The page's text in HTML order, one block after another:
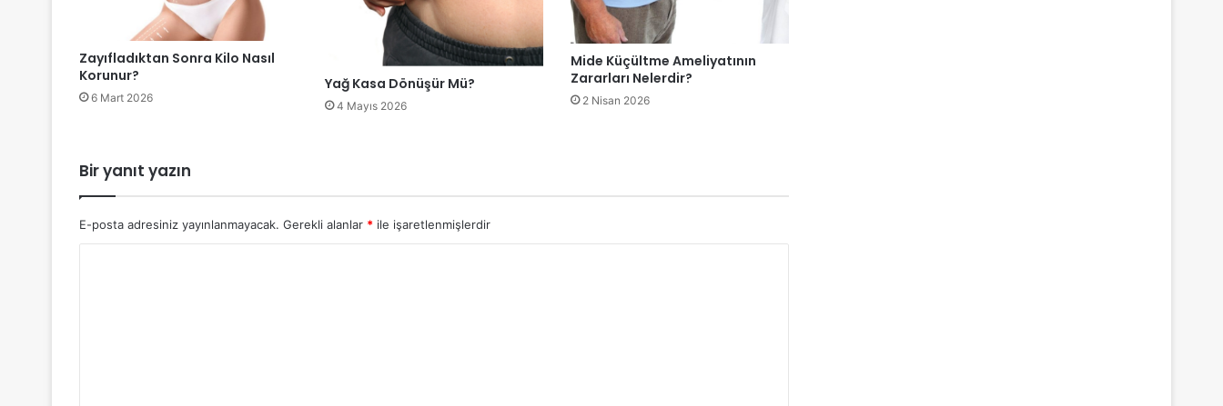
Zayıfladıktan Sonra Kilo Nasıl
Korunur?
6 Mart 2026
Yağ Kasa Dönüşür Mü?
4 Mayıs 2026
Mide Küçültme Ameliyatının
Zararları Nelerdir?
2 Nisan 2026
Bir yanıt yazın
E-posta adresiniz yayınlanmayacak. Gerekli alanlar * ile işaretlenmişlerdir